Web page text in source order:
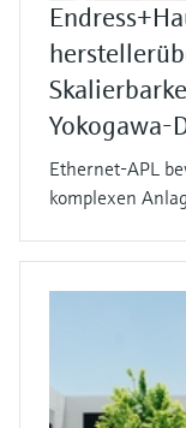
Yokogawa-
Ethernet-APL
komplexen